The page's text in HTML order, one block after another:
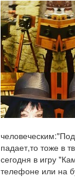
падает,то тоже в
сегодня в игру
телефоне или на